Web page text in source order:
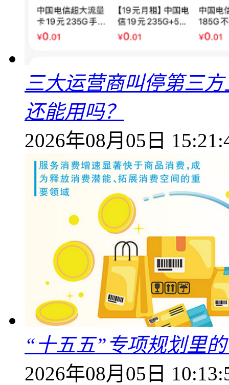
三大运营商叫停第三
还能用吗？
2026年08月05日
“十五五”专项规划里
2026年08月05日